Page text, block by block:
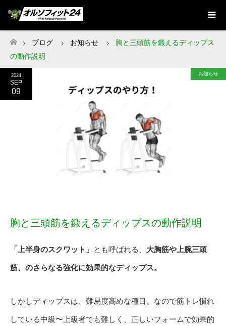
ホーム
ブログ お知らせ
胸と三頭筋を鍛えるディップス
の動作説明
2024
SEP
09
お知らせ
胸と三頭筋を鍛えるディップスの動作説明
「上半身のスクワット」 とも呼ばれる、 大胸筋や上腕三頭
筋、のさらなる強化に効果的なディップス。
しかしディップスは、難易度高めな種目 。なので筋トレ慣れ
している中級〜上級者でも難しく、正しいフォームで効果的